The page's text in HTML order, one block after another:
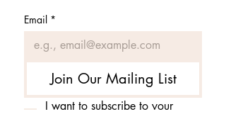
Email *
Join Our Mailing List
I want to subscribe to your